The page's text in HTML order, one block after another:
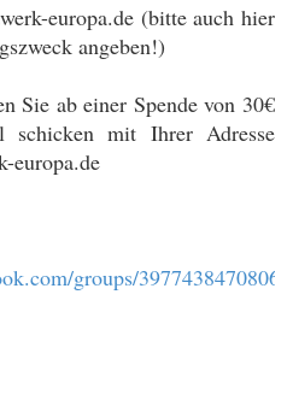
europa.de (bitte auch hier
angeben!)
Sie ab einer Spende von 30€
mit Ihrer Adresse
europa.de
groups/